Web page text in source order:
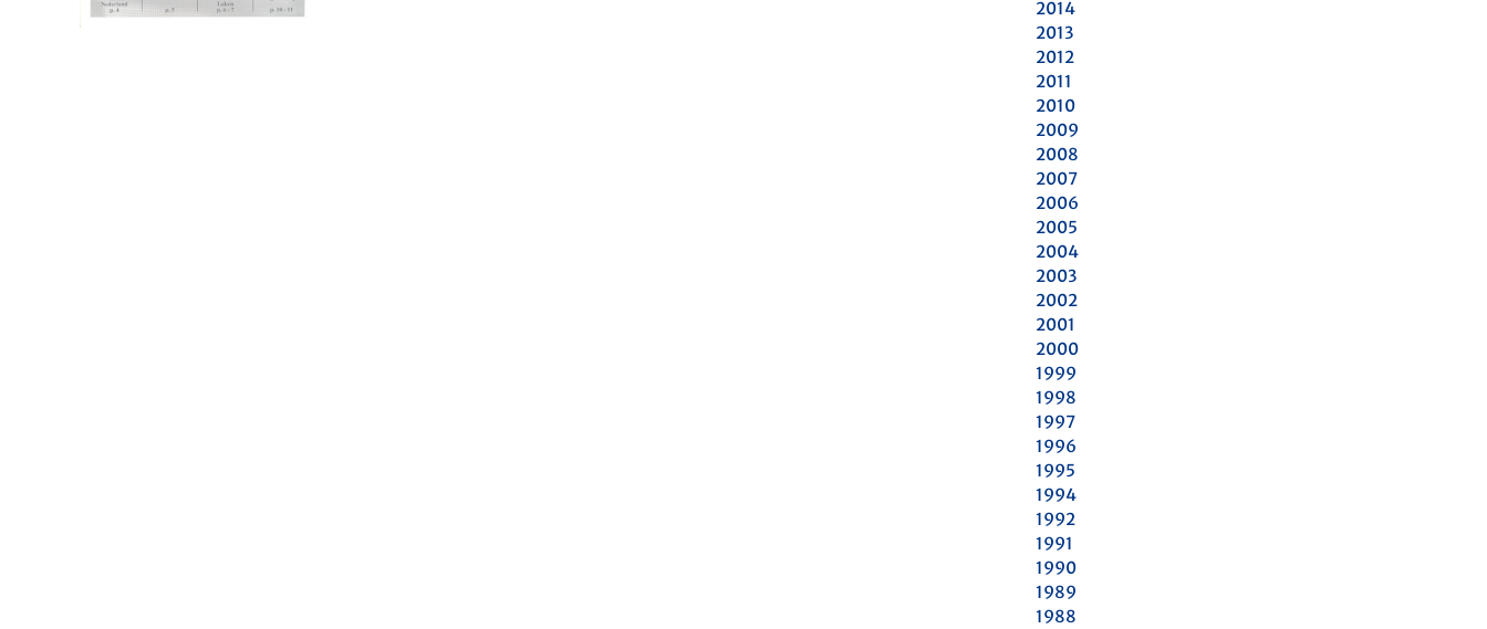
2014
2013
2012
2011
2010
2009
2008
2007
2006
2005
2004
2003
2002
2001
2000
1999
1998
1997
1996
1995
1994
1992
1991
1990
1989
1988